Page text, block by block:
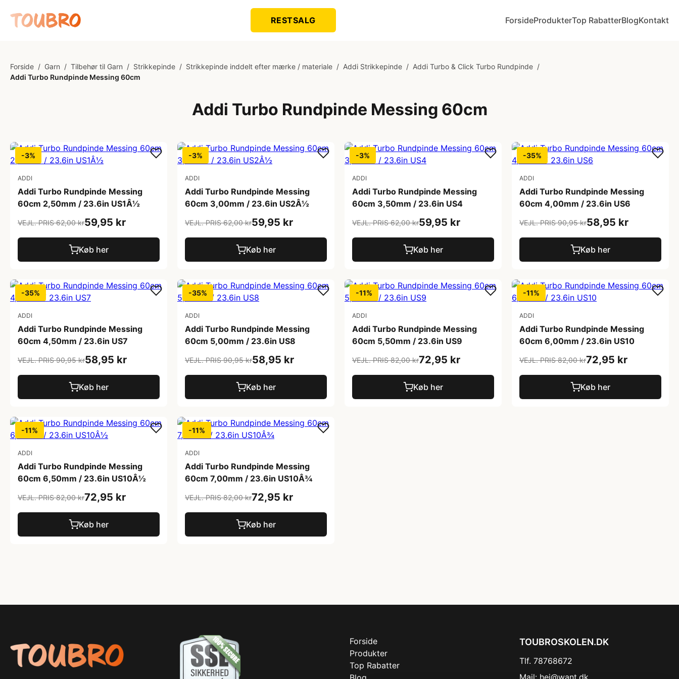
RESTSALG ForsideProdukterTop RabatterBlogKontakt
Forside / Garn / Tilbehør til Garn / Strikkepinde / Strikkepinde inddelt efter mærke / materiale / Addi Strikkepinde / Addi Turbo & Click Turbo Rundpinde /
Addi Turbo Rundpinde Messing 60cm
Addi Turbo Rundpinde Messing 60cm
-3%
ADDI
Addi Turbo Rundpinde Messing
60cm 2,50mm / 23.6in US1Â½
VEJL. PRIS 62,00 kr59,95 kr
Køb her
-3%
ADDI
Addi Turbo Rundpinde Messing
60cm 3,00mm / 23.6in US2Â½
VEJL. PRIS 62,00 kr59,95 kr
Køb her
-3%
ADDI
Addi Turbo Rundpinde Messing
60cm 3,50mm / 23.6in US4
VEJL. PRIS 62,00 kr59,95 kr
Køb her
-35%
ADDI
Addi Turbo Rundpinde Messing
60cm 4,00mm / 23.6in US6
VEJL. PRIS 90,95 kr58,95 kr
Køb her
-35%
ADDI
Addi Turbo Rundpinde Messing
60cm 4,50mm / 23.6in US7
VEJL. PRIS 90,95 kr58,95 kr
Køb her
-35%
ADDI
Addi Turbo Rundpinde Messing
60cm 5,00mm / 23.6in US8
VEJL. PRIS 90,95 kr58,95 kr
Køb her
-11%
ADDI
Addi Turbo Rundpinde Messing
60cm 5,50mm / 23.6in US9
VEJL. PRIS 82,00 kr72,95 kr
Køb her
-11%
ADDI
Addi Turbo Rundpinde Messing
60cm 6,00mm / 23.6in US10
VEJL. PRIS 82,00 kr72,95 kr
Køb her
-11%
ADDI
Addi Turbo Rundpinde Messing
60cm 6,50mm / 23.6in US10Â½
VEJL. PRIS 82,00 kr72,95 kr
Køb her
-11%
ADDI
Addi Turbo Rundpinde Messing
60cm 7,00mm / 23.6in US10Â¾
VEJL. PRIS 82,00 kr72,95 kr
Køb her
Forside
Produkter
Top Rabatter
TOUBROSKOLEN.DK
Tlf. 78768672
Mail: hej@want.dk